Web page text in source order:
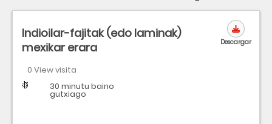
Indioilar-fajitak (edo laminak)
mexikar erara
0 View visita
Dificultad
Tiempo 30 minutu baino
gutxiago
Descargar